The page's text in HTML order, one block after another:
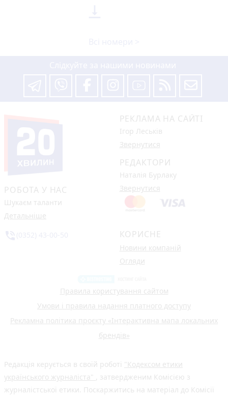
РОБОТА У НАС
Шукаєм таланти
Детальніше
РЕКЛАМА НА САЙТІ
Ігор Леськів
Звернутися
РЕДАКТОРИ
Наталія Бурлаку
Звернутися
КОРИСНЕ
Новини компаній
Огляди
Правила користування сайтом
Умови і правила надання платного доступу
Рекламна політика проєкту «Інтерактивна мапа локальних
брендів»
Редакція керується в своїй роботі "Кодексом етики
українського журналіста" , затвердженим Комісією з
журналістської етики. Поскаржитись на матеріал до Комісії